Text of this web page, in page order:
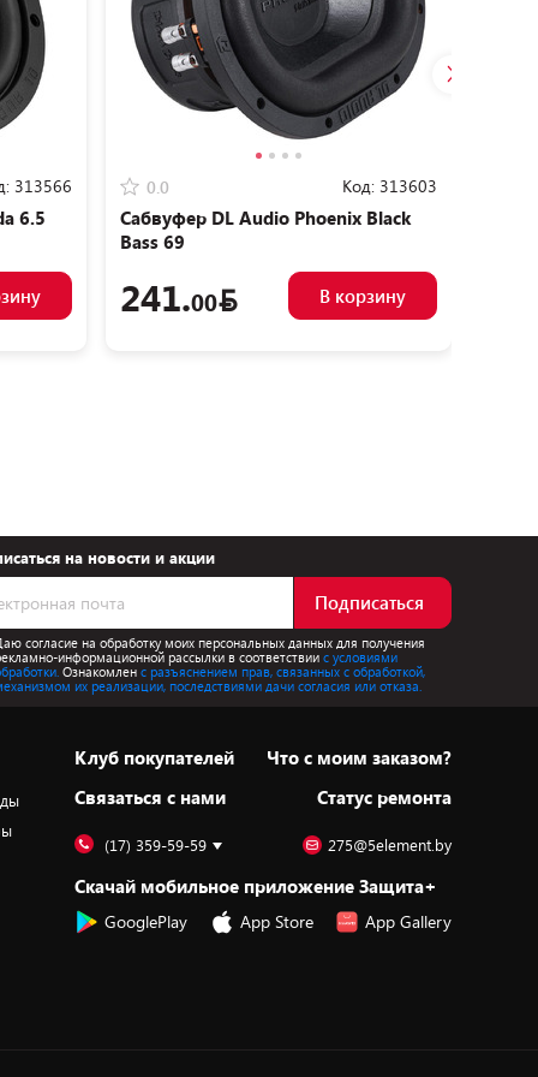
313566
6.5
0.0 Код: 313603
Сабвуфер DL Audio Phoenix Black
Bass 69
241.00 В корзину
на новости и акции
Подписаться
согласие на обработку моих персональных данных для получения
информационной рассылки в соответствиис условиями
Ознакомлен с разъяснением прав, связанных с обработкой,
их реализации, последствиями дачи согласия или отказа.
Клуб покупателей
Cвязаться с нами
Что с моим заказом?
Статус ремонта
(17) 359-59-59 275@5element.by
Скачай мобильное приложение Защита+
GooglePlay App Store App Gallery